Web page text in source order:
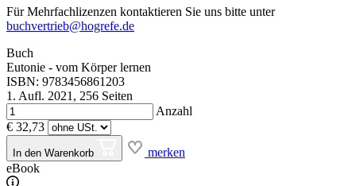
Für Mehrfachlizenzen kontaktieren Sie uns bitte unter
buchvertrieb@hogrefe.de
Buch
Eutonie - vom Körper lernen
ISBN: 9783456861203
1. Aufl. 2021, 256 Seiten
Anzahl
€ 32,73
In den Warenkorb
merken
eBook